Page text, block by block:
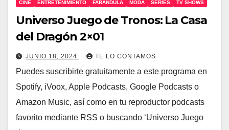
CINE ENTRETENIMIENTO FARÁNDULA MODA SERIES TV SHOWS
Universo Juego de Tronos: La Casa
del Dragón 2×01
JUNIO 18, 2024 TE LO CONTAMOS
Puedes suscribirte gratuitamente a este programa en
Spotify, iVoox, Apple Podcasts, Google Podcasts o
Amazon Music, así como en tu reproductor podcasts
favorito mediante RSS o buscando ‘Universo Juego